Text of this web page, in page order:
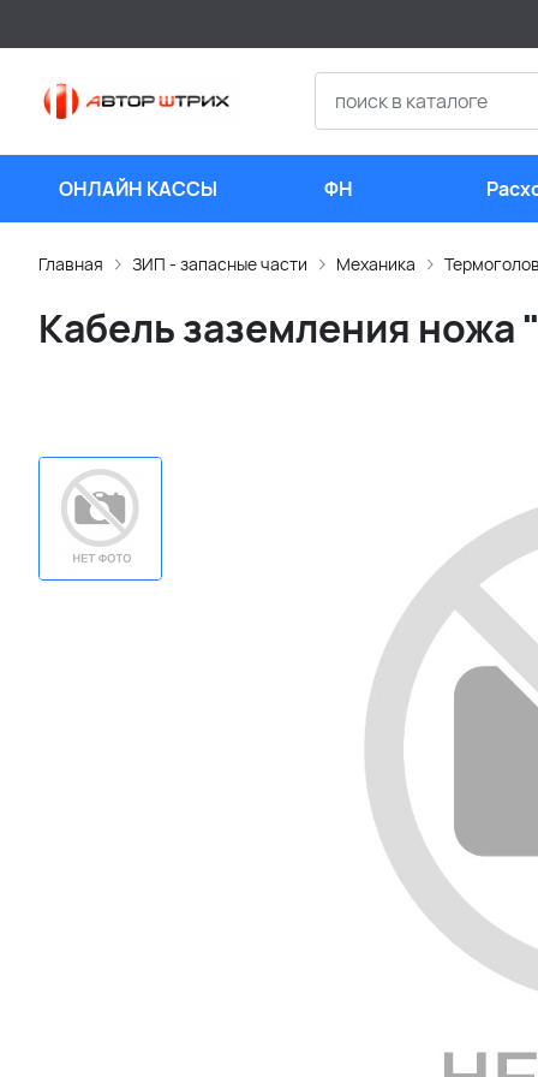
ОНЛАЙН КАССЫ ФН
Главная ЗИП - запасные части Механика
Кабель заземления ножа